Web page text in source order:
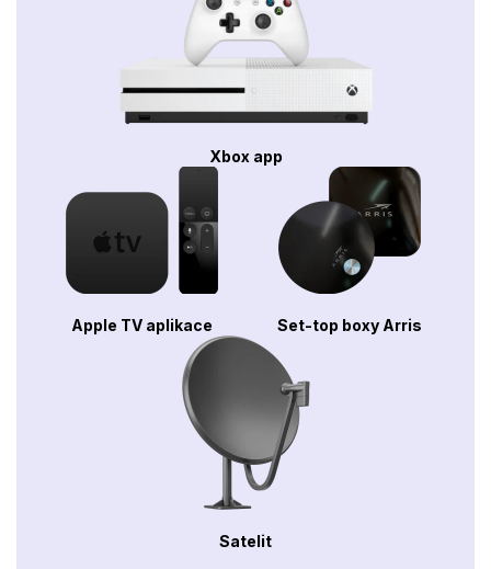
Xbox app
Apple TV aplikace Set-top boxy Arris
Satelit